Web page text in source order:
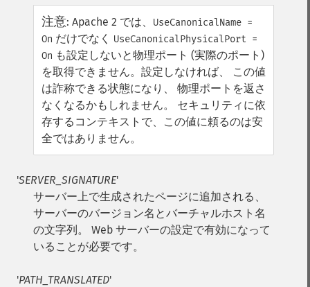
注意: Apache 2 では、
UseCanonicalName =
On だけでなく
UseCanonicalPhysicalPort =
On も設定しないと物理ポート (実際のポート)
を取得できません。設定しなければ、 この値
は詐称できる状態になり、 物理ポートを返さ
なくなるかもしれません。 セキュリティに依
存するコンテキストで、この値に頼るのは安
全ではありません。
'SERVER_SIGNATURE'
サーバー上で生成されたページに追加される、
サーバーのバージョン名とバーチャルホスト名
の文字列。 Web サーバーの設定で有効になって
いることが必要です。
'PATH_TRANSLATED'